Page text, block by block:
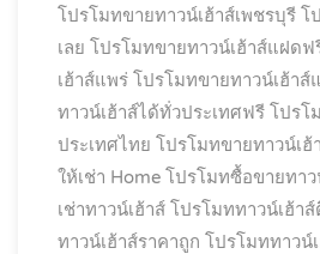
โปรโมทขายทาวน์เฮ้าส์เพชรบุรี โ
เลย โปรโมทขายทาวน์เฮ้าส์แฝดฟ
เฮ้าส์แพร่ โปรโมทขายทาวน์เฮ้าส์
ทาวน์เฮ้าส์ได้ทั่วประเทศฟรี โปรโ
ประเทศไทย โปรโมทขายทาวน์เฮ้
ให้เช่า Home โปรโมทซื้อขายทาว
เช่าทาวน์เฮ้าส์ โปรโมททาวน์เฮ้า
ทาวน์เฮ้าส์ราคาถูก โปรโมททาวน์